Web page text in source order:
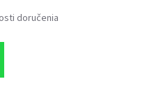
doručenia